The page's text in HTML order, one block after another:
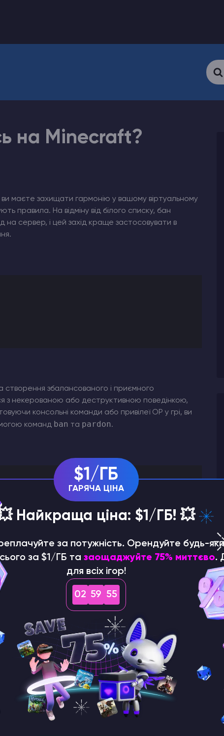
For
на Minecraft?
маєте захищати гармонію у вашому віртуальному
правила. На відміну від білого списку, бан
на сервер, і цей захід краще застосовувати в
створення збалансованого і приємного
з некерованою або деструктивною поведінкою,
консольні команди або привілеї OP у грі, ви
команд ban та pardon.
бан за іменем гравця або за IP-адресою.
конкретного акаунта Minecraft, пов'язаного з
до гри під іншим акаунтом.
доступ з останньої зареєстрованої IP-
альтернативних акаунтів, він може не
IP-адресами.
обидва методи.
<player> замінивши <player>
$1/ГБ
ГАРЯЧА ЦІНА
Найкраща ціна: $1/ГБ! 💥
за потужність. Орендуйте будь-
за $1/ГБ та заощаджуйте 75% миттєво.
для всіх ігор!
02 59 54